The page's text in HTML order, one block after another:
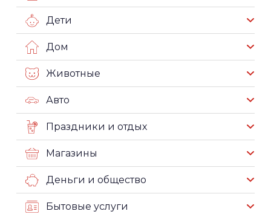
Дети
Дом
Животные
Авто
Праздники и отдых
Магазины
Деньги и общество
Бытовые услуги